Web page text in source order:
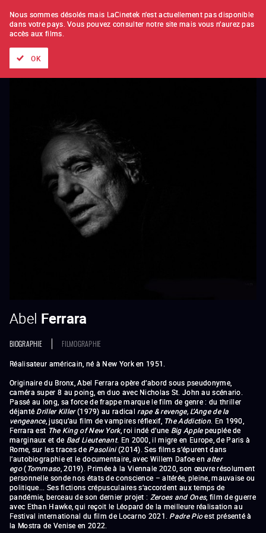
À L'UNITÉ ABONNEMENT
Abel Ferrara
BIOGRAPHIE FILMOGRAPHIE
Réalisateur américain, né à New York en 1951.
Originaire du Bronx, Abel Ferrara opère d’abord sous pseudonyme,
caméra super 8 au poing, en duo avec Nicholas St. John au scénario.
Passé au long, sa force de frappe marque le film de genre : du thriller
déjanté Driller Killer(1979) au radical rape & revenge, L’Ange de la
vengeance, jusqu’au film de vampires réflexif, The Addiction . En 1990,
Ferrara est The King of New York, roi indé d’une Big Applepeuplée de
marginaux et de Bad Lieutenant. En 2000, il migre en Europe, de Paris à
Rome, sur les traces de Pasolini (2014). Ses films s’épurent dans
l’autobiographie et le documentaire, avec Willem Dafoe en alter
ego(Tommaso, 2019). Primée à la Viennale 2020, son œuvre résolument
personnelle sonde nos états de conscience – altérée, pleine, mauvaise ou
politique... Ses fictions crépusculaires s’accordent aux temps de
pandémie, berceau de son dernier projet : Zeroes and Ones, film de guerre
avec Ethan Hawke, qui reçoit le Léopard de la meilleure réalisation au
Festival international du film de Locarno 2021. Padre Pioest présenté à
la Mostra de Venise en 2022.
Nous sommes désolés mais LaCinetek n'est actuellement pas disponible
dans votre pays. Vous pouvez consulter notre site mais vous n'aurez pas
accès aux films.
OK